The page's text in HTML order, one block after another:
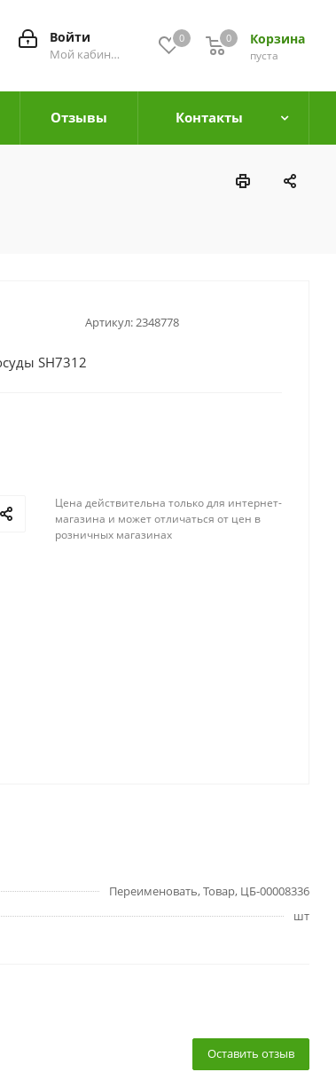
0 Корзина
0
пуста
0
Войти
Мой кабинет
Отзывы Контакты
Артикул: 2348778
SH7312
Цена действительна только для интернет-
магазина и может отличаться от цен в
розничных магазинах
Переименовать, Товар, ЦБ-00008336
шт
Оставить отзыв